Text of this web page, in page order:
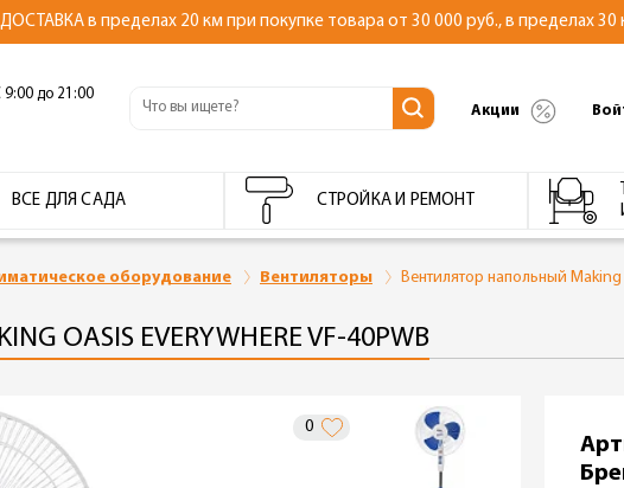
в пределах 20 км при покупке товара от 30 000 руб., в пределах 30
9:00 до 21:00
Акции
ВСЕ ДЛЯ САДА СТРОЙКА И РЕМОНТ
оборудование Вентиляторы Вентилятор напольный
OASIS EVERYWHERE VF-40PWB
0